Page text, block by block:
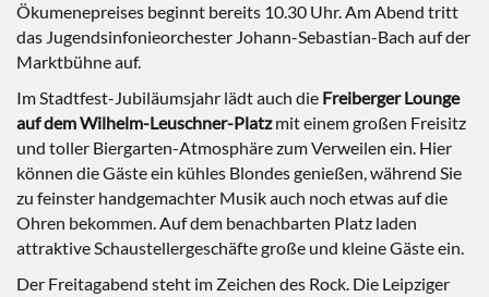
Ökumenepreises beginnt bereits 10.30 Uhr. Am Abend tritt
das Jugendsinfonieorchester Johann-Sebastian-Bach auf der
Marktbühne auf.
Im Stadtfest-Jubiläumsjahr lädt auch die Freiberger Lounge
auf dem Wilhelm-Leuschner-Platzmit einem großen Freisitz
und toller Biergarten-Atmosphäre zum Verweilen ein. Hier
können die Gäste ein kühles Blondes genießen, während Sie
zu feinster handgemachter Musik auch noch etwas auf die
Ohren bekommen. Auf dem benachbarten Platz laden
attraktive Schaustellergeschäfte große und kleine Gäste ein.
Der Freitagabend steht im Zeichen des Rock. Die Leipziger